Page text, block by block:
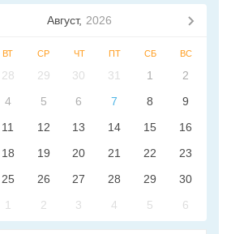
Август, 2026
ВТ СР ЧТ ПТ СБ ВС
28 29 30 31 1
2
4 5 6 7 8
9
11 12 13 14 15
16
18 19 20 21 22
23
25 26 27 28 29
30
1 2 3 4 5 6